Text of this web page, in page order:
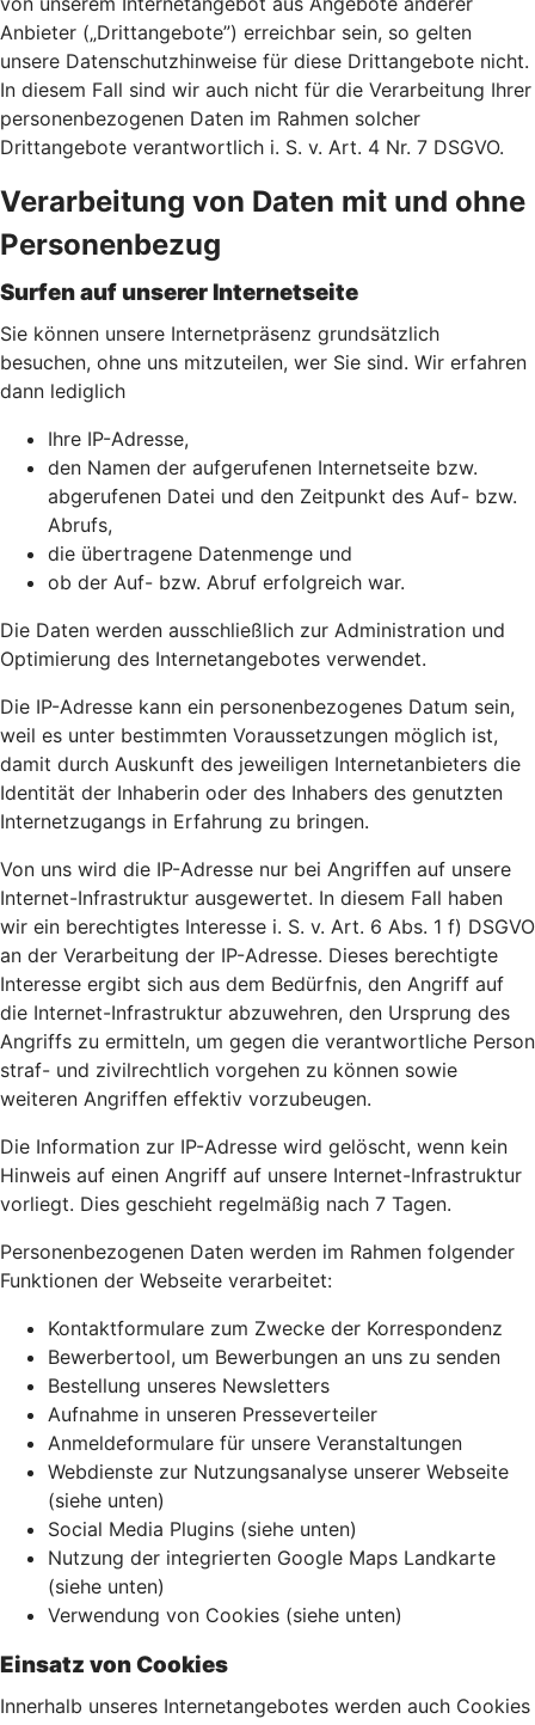
Anbieter („Drittangebote”) erreichbar sein, so gelten
unsere Datenschutzhinweise für diese Drittangebote nicht.
In diesem Fall sind wir auch nicht für die Verarbeitung Ihrer
personenbezogenen Daten im Rahmen solcher
Drittangebote verantwortlich i. S. v. Art. 4 Nr. 7 DSGVO.
Verarbeitung von Daten mit und ohne
Personenbezug
Surfen auf unserer Internetseite
Sie können unsere Internetpräsenz grundsätzlich
besuchen, ohne uns mitzuteilen, wer Sie sind. Wir erfahren
dann lediglich
Ihre IP-Adresse,
den Namen der aufgerufenen Internetseite bzw.
abgerufenen Datei und den Zeitpunkt des Auf- bzw.
Abrufs,
die übertragene Datenmenge und
ob der Auf- bzw. Abruf erfolgreich war.
Die Daten werden ausschließlich zur Administration und
Optimierung des Internetangebotes verwendet.
Die IP-Adresse kann ein personenbezogenes Datum sein,
weil es unter bestimmten Voraussetzungen möglich ist,
damit durch Auskunft des jeweiligen Internetanbieters die
Identität der Inhaberin oder des Inhabers des genutzten
Internetzugangs in Erfahrung zu bringen.
Von uns wird die IP-Adresse nur bei Angriffen auf unsere
Internet-Infrastruktur ausgewertet. In diesem Fall haben
wir ein berechtigtes Interesse i. S. v. Art. 6 Abs. 1 f) DSGVO
an der Verarbeitung der IP-Adresse. Dieses berechtigte
Interesse ergibt sich aus dem Bedürfnis, den Angriff auf
die Internet-Infrastruktur abzuwehren, den Ursprung des
Angriffs zu ermitteln, um gegen die verantwortliche Person
straf- und zivilrechtlich vorgehen zu können sowie
weiteren Angriffen effektiv vorzubeugen.
Die Information zur IP-Adresse wird gelöscht, wenn kein
Hinweis auf einen Angriff auf unsere Internet-Infrastruktur
vorliegt. Dies geschieht regelmäßig nach 7 Tagen.
Personenbezogenen Daten werden im Rahmen folgender
Funktionen der Webseite verarbeitet:
Kontaktformulare zum Zwecke der Korrespondenz
Bewerbertool, um Bewerbungen an uns zu senden
Bestellung unseres Newsletters
Aufnahme in unseren Presseverteiler
Anmeldeformulare für unsere Veranstaltungen
Webdienste zur Nutzungsanalyse unserer Webseite
(siehe unten)
Social Media Plugins (siehe unten)
Nutzung der integrierten Google Maps Landkarte
(siehe unten)
Verwendung von Cookies (siehe unten)
Einsatz von Cookies
Innerhalb unseres Internetangebotes werden auch Cookies